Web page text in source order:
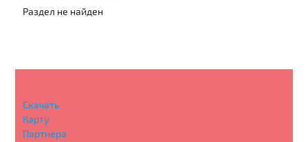
Раздел не найден
Скачать
Карту
Партнера